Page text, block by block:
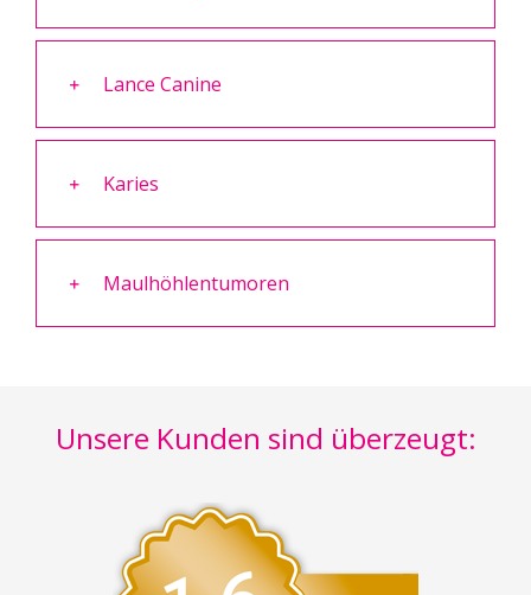
Lance Canine
Karies
Maulhöhlentumoren
Unsere Kunden sind überzeugt: